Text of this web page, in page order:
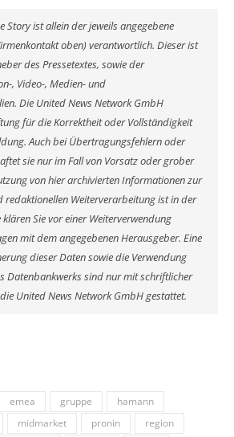
Story ist allein der jeweils angegebene
oben) verantwortlich. Dieser ist
des Pressetextes, sowie der
, Video-, Medien- und
Die United News Network GmbH
für die Korrektheit oder Vollständigkeit
Auch bei Übertragungsfehlern oder
sie nur im Fall von Vorsatz oder grober
von hier archivierten Informationen zur
redaktionellen Weiterverarbeitung ist in der
klären Sie vor einer Weiterverwendung
mit dem angegebenen Herausgeber. Eine
dieser Daten sowie die Verwendung
Datenbankwerks sind nur mit schriftlicher
United News Network GmbH gestattet.
emea gruppe
hamann
midmarket pronin
region